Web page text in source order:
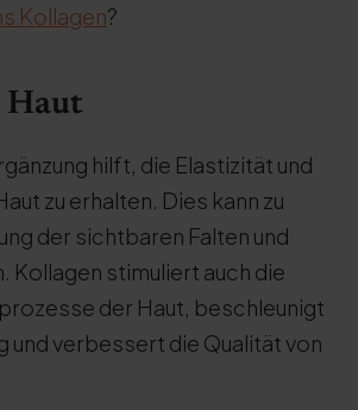
Kollagen?
Haut
hilft, die Elastizität und
zu erhalten. Dies kann zu
der sichtbaren Falten und
Kollagen stimuliert auch die
der Haut, beschleunigt
und verbessert die Qualität von